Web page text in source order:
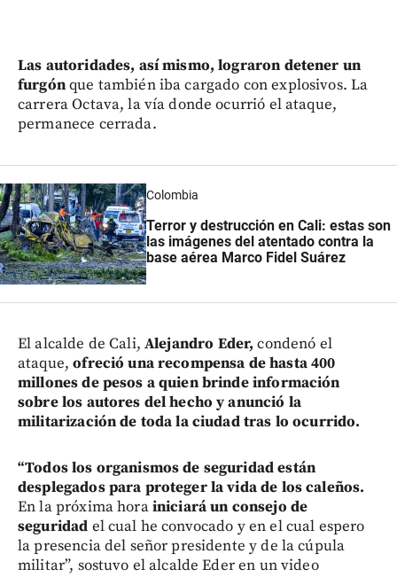
Las autoridades, así mismo, lograron detener un
furgónque también iba cargado con explosivos. La
carrera Octava, la vía donde ocurrió el ataque,
permanece cerrada.
Colombia
Terror y destrucción en Cali: estas son
las imágenes del atentado contra la
base aérea Marco Fidel Suárez
El alcalde de Cali, Alejandro Eder,condenó el
ataque, ofreció una recompensa de hasta 400
millones de pesos a quien brinde información
sobre los autores del hecho y anunció la
militarización de toda la ciudad tras lo ocurrido.
“Todos los organismos de seguridad están
desplegados para proteger la vida de los caleños.
En la próxima horainiciará un consejo de
seguridad el cual he convocado y en el cual espero
la presencia del señor presidente y de la cúpula
militar”, sostuvo el alcalde Eder en un video